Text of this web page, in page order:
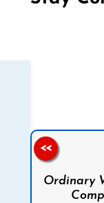
Follow us on Facebook
Ordinary
<<